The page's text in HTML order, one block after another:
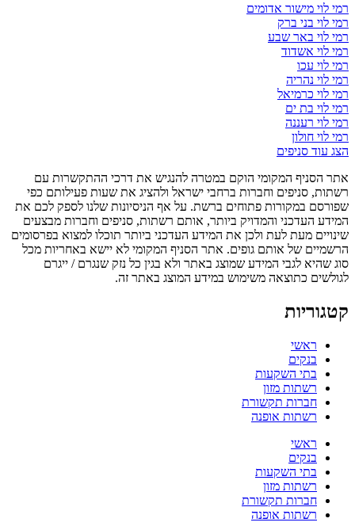
רמי לוי מישור אדומים
רמי לוי בני ברק
רמי לוי באר שבע
רמי לוי אשדוד
רמי לוי עכו
רמי לוי נהריה
רמי לוי כרמיאל
רמי לוי בת ים
רמי לוי רעננה
רמי לוי חולון
הצג עוד סניפים
אתר הסניף המקומי הוקם במטרה להנגיש את דרכי ההתקשרות עם
רשתות, סניפים וחברות ברחבי ישראל ולהציג את שעות פעילותם כפי
שפורסם במקורות פתוחים ברשת. על אף הניסיונות שלנו לספק לכם את
המידע העדכני והמדויק ביותר, אותם רשתות, סניפים וחברות מבצעים
שינויים מעת לעת ולכן את המידע העדכני ביותר תוכלו למצוא בפרסומים
הרשמיים של אותם גופים. אתר הסניף המקומי לא יישא באחריות מכל
סוג שהיא לגבי המידע שמוצג באתר ולא בגין כל נזק שנגרם / ייגרם
לגולשים כתוצאה משימוש במידע המוצג באתר זה.
קטגוריות
ראשי
בנקים
בתי השקעות
רשתות מזון
חברות תקשורת
רשתות אופנה
ראשי
בנקים
בתי השקעות
רשתות מזון
חברות תקשורת
רשתות אופנה